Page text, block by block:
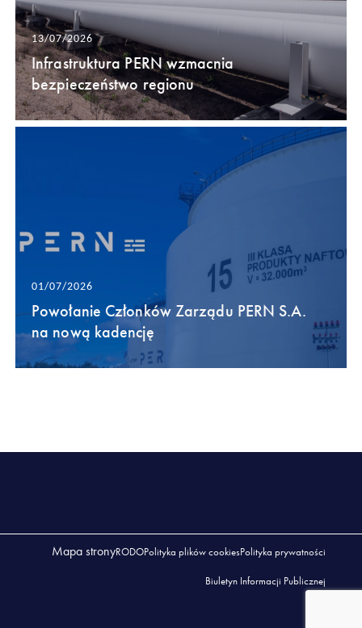
13/07/2026
Infrastruktura PERN wzmacnia
bezpieczeństwo regionu
01/07/2026
Powołanie Członków Zarządu PERN S.A.
na nową kadencję
Mapa stronyRODOPolityka plików cookiesPolityka prywatności
Biuletyn Informacji Publicznej